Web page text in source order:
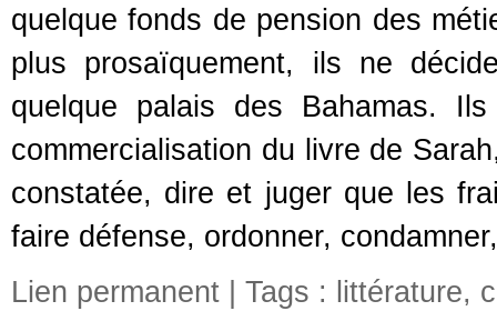
quelque fonds de pension des
plus prosaïquement, ils ne
quelque palais des Bahamas.
commercialisation du livre de
constatée, dire et juger que les
faire défense, ordonner,
Lien permanent | Tags : littérature,